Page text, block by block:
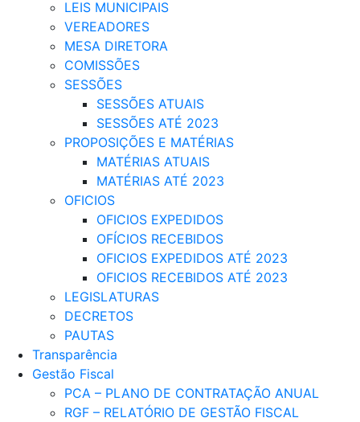
LEIS MUNICIPAIS
VEREADORES
MESA DIRETORA
COMISSÕES
SESSÕES
SESSÕES ATUAIS
SESSÕES ATÉ 2023
PROPOSIÇÕES E MATÉRIAS
MATÉRIAS ATUAIS
MATÉRIAS ATÉ 2023
OFICIOS
OFICIOS EXPEDIDOS
OFÍCIOS RECEBIDOS
OFICIOS EXPEDIDOS ATÉ 2023
OFICIOS RECEBIDOS ATÉ 2023
LEGISLATURAS
DECRETOS
PAUTAS
Transparência
Gestão Fiscal
PCA – PLANO DE CONTRATAÇÃO ANUAL
RGF – RELATÓRIO DE GESTÃO FISCAL